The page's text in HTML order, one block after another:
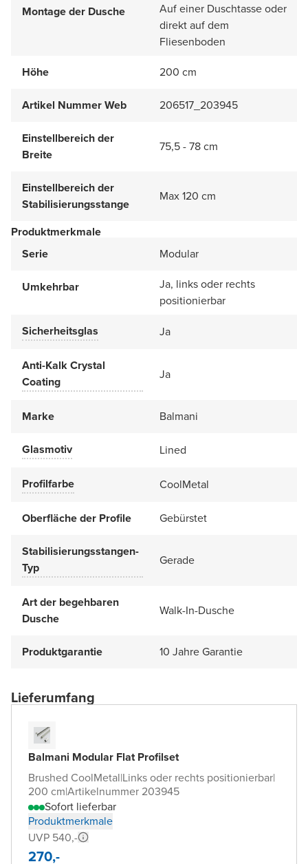
Montage der Dusche
Auf einer Duschtasse oder
direkt auf dem
Fliesenboden
Höhe
200 cm
Artikel Nummer Web 206517_203945
Einstellbereich der
Breite
75,5 - 78 cm
Einstellbereich der
Stabilisierungsstange
Max 120 cm
Produktmerkmale
Serie
Modular
Umkehrbar
Ja, links oder rechts
positionierbar
Sicherheitsglas
Ja
Anti-Kalk Crystal
Coating
Ja
Marke Balmani
Glasmotiv Lined
Profilfarbe CoolMetal
Oberfläche der Profile Gebürstet
Stabilisierungsstangen-
Typ
Gerade
Art der begehbaren
Dusche
Walk-In-Dusche
Produktgarantie 10 Jahre Garantie
Lieferumfang
Balmani Modular Flat Profilset
Brushed CoolMetal|Links oder rechts positionierbar|
200 cm|Artikelnummer 203945
Sofort lieferbar
Produktmerkmale
UVP 540,-
270,-